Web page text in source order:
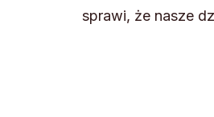
sprawi, że nasze